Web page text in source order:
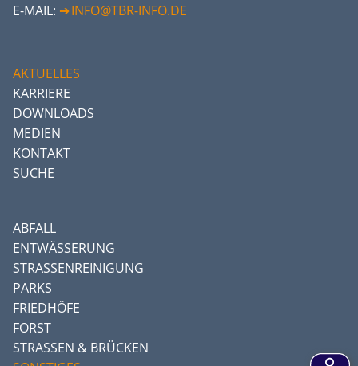
E-MAIL:
INFO@TBR-INFO.DE
AKTUELLES
KARRIERE
DOWNLOADS
MEDIEN
KONTAKT
SUCHE
ABFALL
ENTWÄSSERUNG
STRASSENREINIGUNG
PARKS
FRIEDHÖFE
FORST
STRASSEN & BRÜCKEN